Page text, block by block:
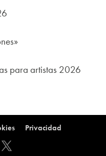
para artistas 2026
Privacidad